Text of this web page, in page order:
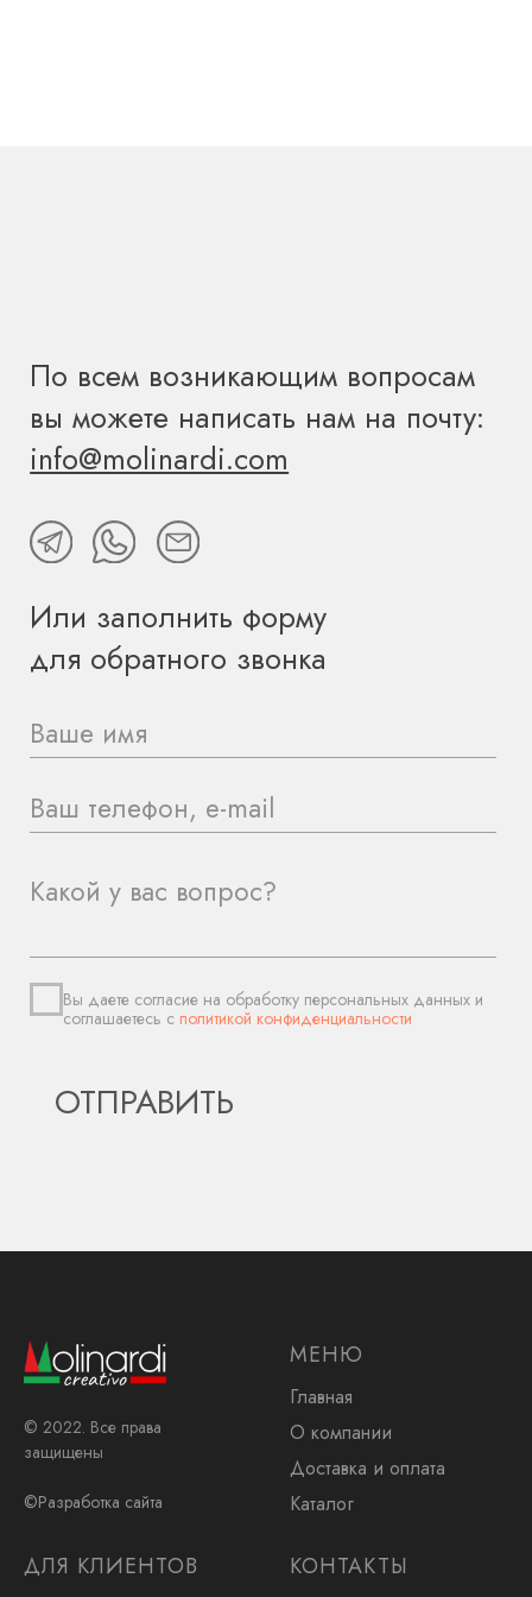
© 2022. Все права
защищены
©Разработка сайта
МЕНЮ
Главная
О компании
Доставка и оплата
Каталог
ДЛЯ КЛИЕНТОВ КОНТАКТЫ